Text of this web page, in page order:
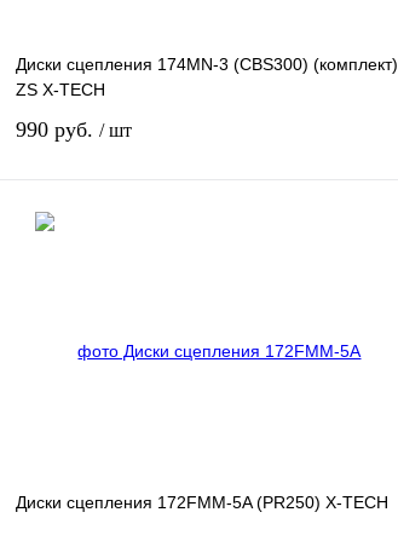
Диски сцепления 174MN-3 (CBS300) (комплект)
ZS X-TECH
990 руб. / шт
наличии
Диски сцепления 172FMM-5A (PR250) X-TECH